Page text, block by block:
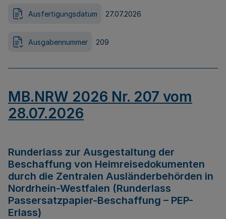
Ausfertigungsdatum 27.07.2026
Ausgabennummer 209
MB.NRW 2026 Nr. 207 vom
28.07.2026
Runderlass zur Ausgestaltung der
Beschaffung von Heimreisedokumenten
durch die Zentralen Ausländerbehörden in
Nordrhein-Westfalen (Runderlass
Passersatzpapier-Beschaffung – PEP-
Erlass)